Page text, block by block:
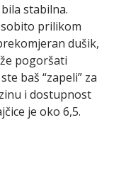
stabilna.
prilikom
dušik,
pogoršati
baš “zapeli” za
i dostupnost
je oko 6,5.